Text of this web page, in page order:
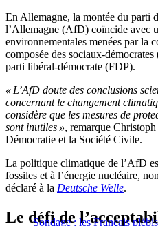
En Allemagne, la montée du parti
l’Allemagne (AfD) coïncide avec
environnementales menées par la
composée des sociaux-
parti libéral-démocrate (FDP).
« L’AfD doute des conclusions
concernant le changement
considère que les mesures de
sont inutiles », remarque
Démocratie et la Société Civile.
La politique climatique de l’AfD
fossiles et à l’énergie nucléaire,
déclaré à la Deutsche Welle.
Sondage : les Français
Le défi de